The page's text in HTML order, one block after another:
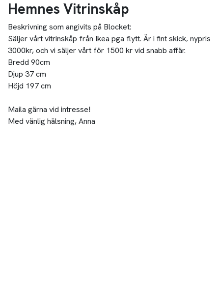
Hemnes Vitrinskåp
Beskrivning som angivits på Blocket:
Säljer vårt vitrinskåp från Ikea pga flytt. Är i fint skick, nypris
3000kr, och vi säljer vårt för 1500 kr vid snabb affär.
Bredd 90cm
Djup 37 cm
Höjd 197 cm
Maila gärna vid intresse!
Med vänlig hälsning, Anna